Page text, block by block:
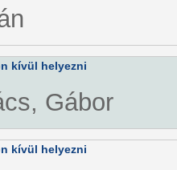
kívül helyezni
Gábor
kívül helyezni